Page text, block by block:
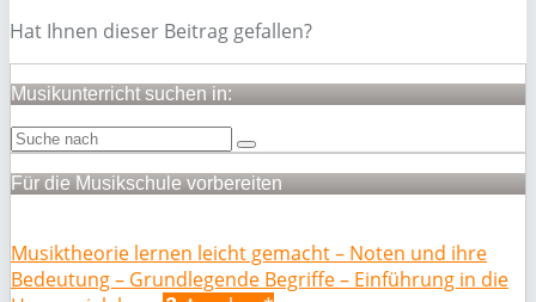
Hat Ihnen dieser Beitrag gefallen?
Musikunterricht suchen in:
Für die Musikschule vorbereiten
Musiktheorie lernen leicht gemacht – Noten und ihre
Bedeutung – Grundlegende Begriffe – Einführung in die